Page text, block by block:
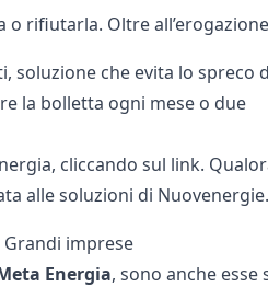
rifiutarla. Oltre
soluzione che evita lo spreco
la bolletta ogni mese o due
, cliccando sul link.
alle soluzioni di Nuovenergie.
imprese
Energia, sono anche esse